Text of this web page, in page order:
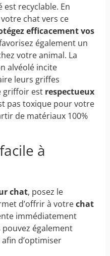
recyclable. En
chat vers ce
efficacement vos
également un
votre animal. La
alvéolé incite
leurs griffes
griffoir est respectueux
pas toxique pour votre
de matériaux 100%
à
chat, posez le
d’offrir à votrechat
immédiatement
également
d’optimiser